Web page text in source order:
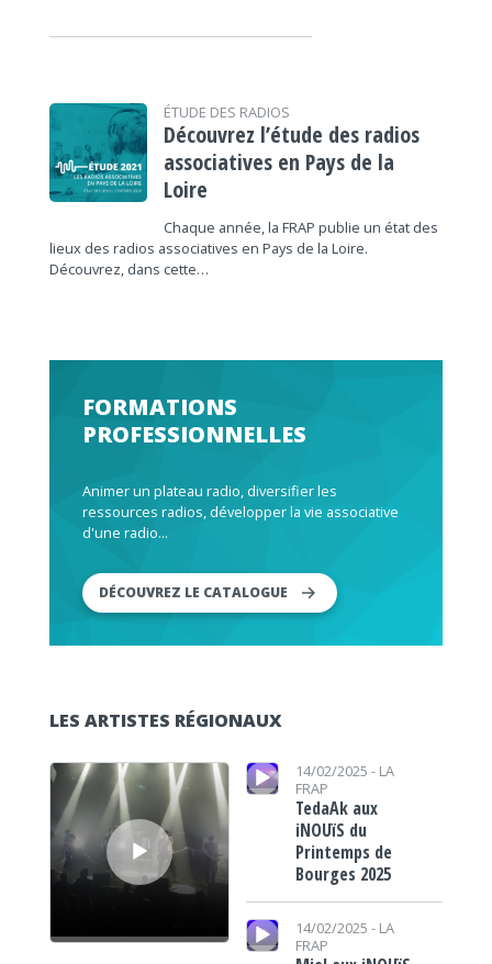
ÉTUDE DES RADIOS
Découvrez l’étude des radios
associatives en Pays de la
Loire
Chaque année, la FRAP publie un état des
lieux des radios associatives en Pays de la Loire.
Découvrez, dans cette…
FORMATIONS
PROFESSIONNELLES
Animer un plateau radio, diversifier les
ressources radios, développer la vie associative
d'une radio...
DÉCOUVREZ LE CATALOGUE
LES ARTISTES RÉGIONAUX
Lecteur audio
Lecteur audio 14/02/2025 - LA
FRAP
TedaAk aux
iNOUïS du
Printemps de
Bourges 2025
Lecteur audio
14/02/2025 - LA
FRAP